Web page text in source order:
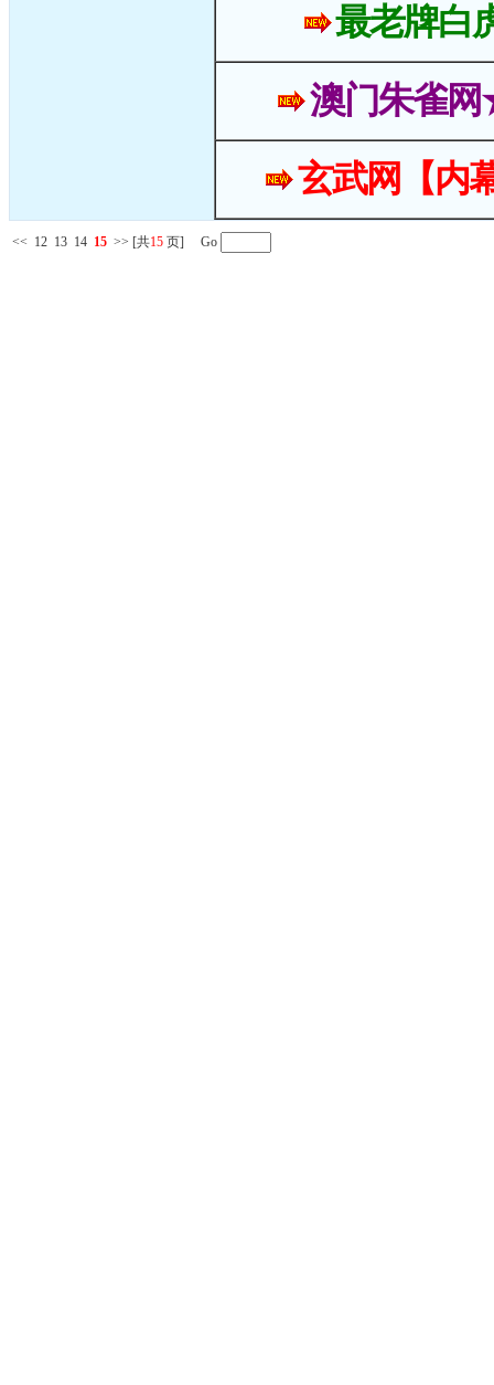
最老牌白
澳门朱雀
玄武网【内
<< 12 13 14 15 >> [共15 页] Go